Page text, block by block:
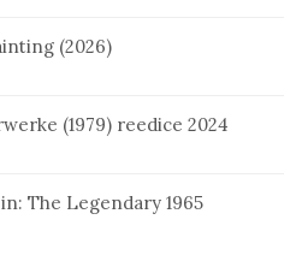
(2026)
(1979) reedice 2024
The Legendary 1965